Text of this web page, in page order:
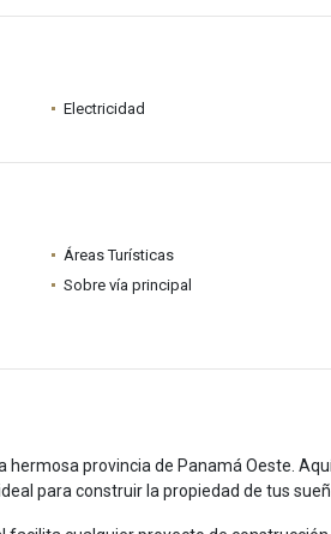
Electricidad
Áreas Turísticas
Sobre vía principal
hermosa provincia de Panamá Oeste.
para construir la propiedad de tus